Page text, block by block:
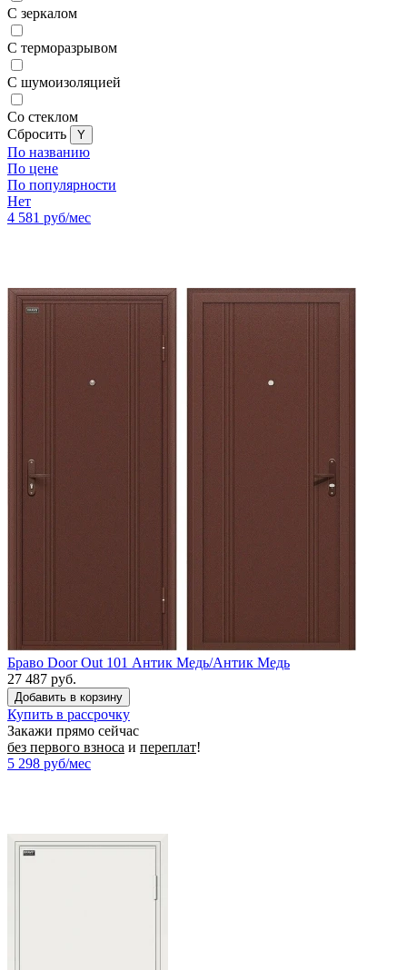
С зеркалом
С терморазрывом
С шумоизоляцией
Со стеклом
Cбросить
По названию
По цене
По популярности
Нет
4 581 руб/мес
Браво Door Out 101 Антик Медь/Антик Медь
27 487 руб.
Купить в рассрочку
Закажи прямо сейчас
без первого взноса и переплат!
5 298 руб/мес